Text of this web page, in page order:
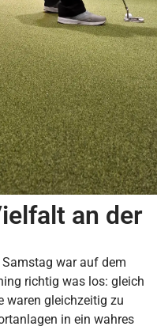
an der
war auf dem
richtig was los: gleich
waren gleichzeitig zu
in ein wahres